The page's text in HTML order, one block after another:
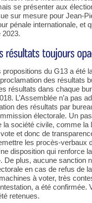
se présenter aux
sur mesure pour Jean-
pénale internationale, et
2023.
propositions du G13 a été
des résultats
résultats dans chaque
L’Assemblée n’a pas
des résultats par
électorale. Un
la société civile, comme
et donc de
les procès-verbaux
disposition qui renforce
De plus, aucune sanction
en cas de refus de
à voter, très
a été confirmée.
retenues.